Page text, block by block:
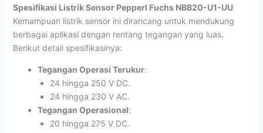
Spesifikasi Listrik Sensor Pepperl Fuchs NBB20-U1-UU
Kemampuan listrik sensor ini dirancang untuk mendukung
berbagai aplikasi dengan rentang tegangan yang luas.
Berikut detail spesifikasinya:
Tegangan Operasi Terukur:
24 hingga 250 V DC.
24 hingga 230 V AC.
Tegangan Operasional:
20 hingga 275 V DC.